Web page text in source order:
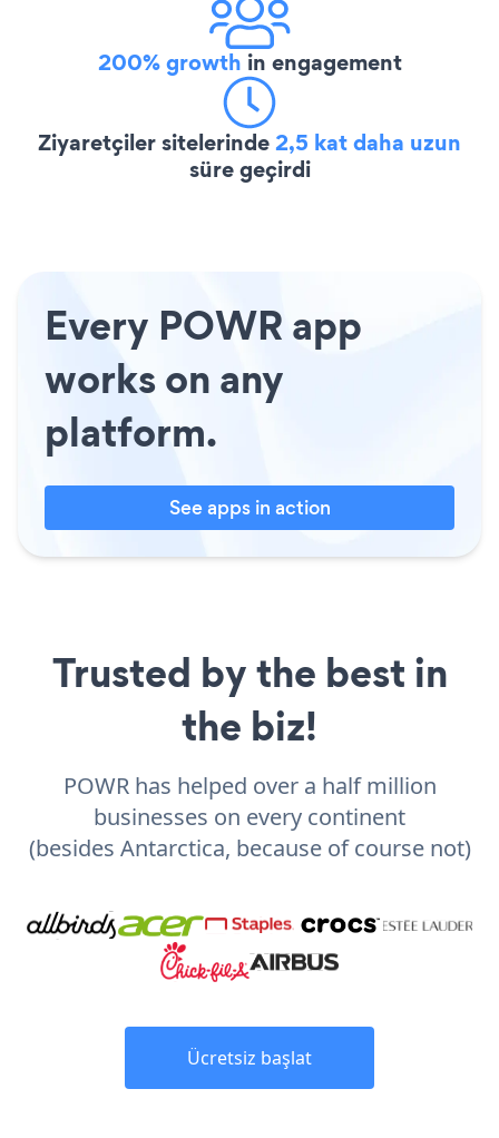
200% growth in engagement
Ziyaretçiler sitelerinde2,5 kat daha uzun
süre geçirdi
Every POWR app
works on any
platform.
See apps in action
Trusted by the best in
the biz!
POWR has helped over a half million
businesses on every continent
(besides Antarctica, because of course not)
Ücretsiz başlat